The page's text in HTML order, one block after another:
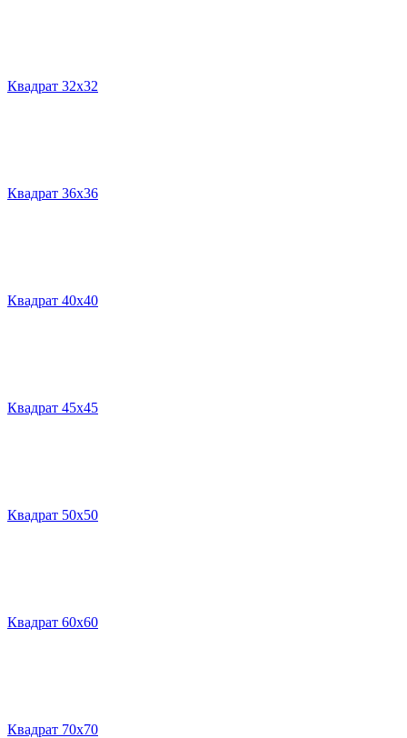
Квадрат 32х32
Квадрат 36х36
Квадрат 40х40
Квадрат 45х45
Квадрат 50х50
Квадрат 60х60
Квадрат 70х70